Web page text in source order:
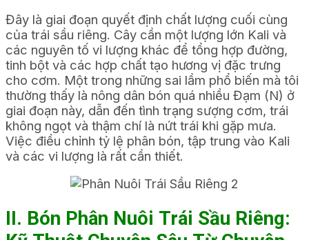
Đây là giai đoạn quyết định chất lượng cuối cùng
của trái sầu riêng. Cây cần một lượng lớn Kali và
các nguyên tố vi lượng khác để tổng hợp đường,
tinh bột và các hợp chất tạo hương vị đặc trưng
cho cơm. Một trong những sai lầm phổ biến mà tôi
thường thấy là nông dân bón quá nhiều Đạm (N) ở
giai đoạn này, dẫn đến tình trạng sượng cơm, trái
không ngọt và thậm chí là nứt trái khi gặp mưa.
Việc điều chỉnh tỷ lệ phân bón, tập trung vào Kali
và các vi lượng là rất cần thiết.
II. Bón Phân Nuôi Trái Sầu Riêng: